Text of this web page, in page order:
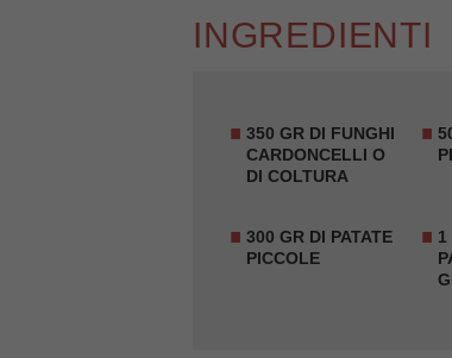
INGREDIENTI
350 GR DI FUNGHI
CARDONCELLI O
DI COLTURA
300 GR DI PATATE
PICCOLE
1